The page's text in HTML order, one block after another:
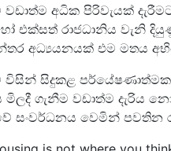
අධික පිරිවැයක්
එක්සත් රාජධානිය වැනි
අධ්‍යයනයක් එම මතය
විසින් සිදුකළ
මිලදී ගැනීම වඩාත්ම දැරිය
සංවර්ධනය වෙමින් පවතින